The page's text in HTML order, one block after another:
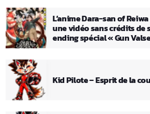
L’anime Dara-san of
une vidéo sans crédits de
ending spécial « Gun
Kid Pilote – Esprit de la